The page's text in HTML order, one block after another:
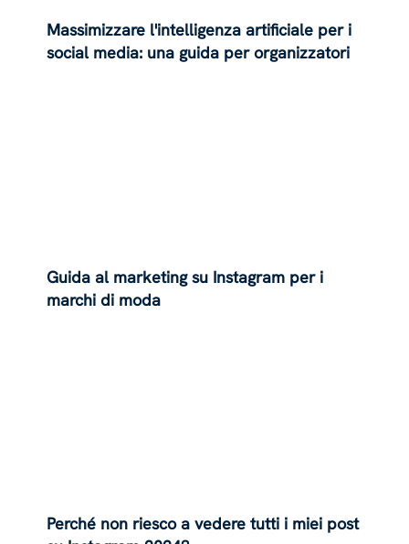
Massimizzare l'intelligenza artificiale per i
social media: una guida per organizzatori
Guida al marketing su Instagram per i
marchi di moda
Perché non riesco a vedere tutti i miei post